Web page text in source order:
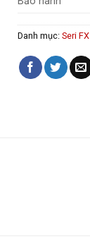
Danh mục:Seri FX